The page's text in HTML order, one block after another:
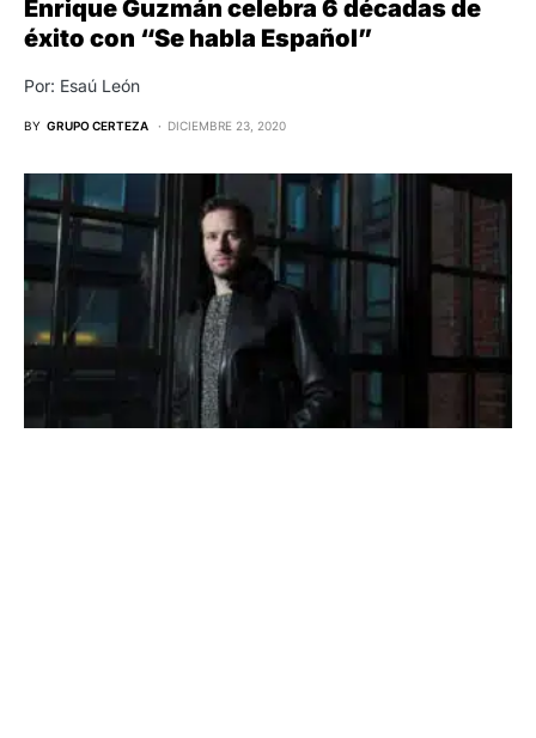
Enrique Guzmán celebra 6 décadas de
éxito con “Se habla Español”
Por: Esaú León
BY GRUPO CERTEZA DICIEMBRE 23, 2020